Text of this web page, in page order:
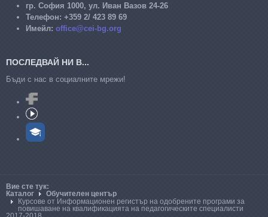
гр. София 1000, ул. Иван Вазов 24-26
Телефон: +359 2/ 423 89 69
Имейл: office@cei-bg.org
ПОСЛЕДВАЙ НИ В...
Бъди с нас в социалните мрежи!
Вие сте тук:
Каталог
Обучителен център
Курсове от Информационен регистър на одобрените програми за
повишаване на квалификацията на педагогическите специалисти